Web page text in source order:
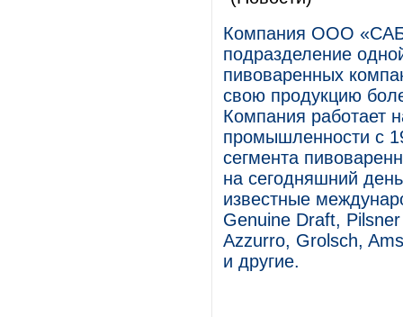
Компания ООО
подразделение
пивоваренных
свою продукцию
Компания работает
промышленности с
сегмента
на сегодняшний
известные
Genuine Draft,
Azzurro, Grolsch,
и другие.